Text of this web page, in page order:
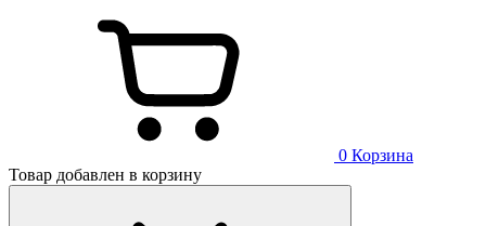
0 Корзина
Товар добавлен в корзину